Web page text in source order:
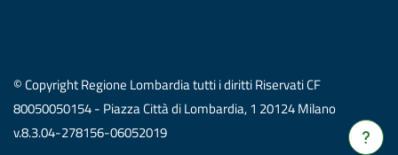
Verrà
© Copyright Regione Lombardia tutti i diritti Riservati CF
80050050154 - Piazza Città di Lombardia, 1 20124 Milano
v.8.3.04-278156-06052019